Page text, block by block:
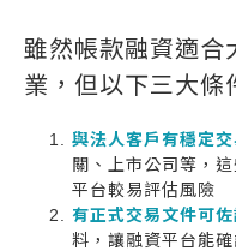
雖然帳款融資適合
業，但以下三大條
與法人客戶有穩定
關、上市公司等，
平台較易評估風險
有正式交易文件可佐
料，讓融資平台能